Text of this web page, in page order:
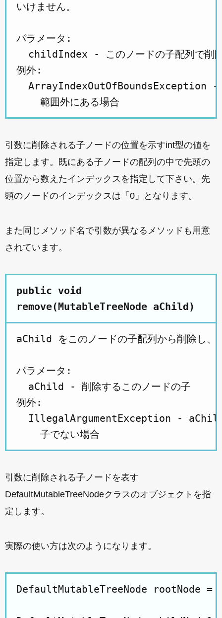
いけません。
パラメータ:
childIndex - このノードの子配列で削
例外:
ArrayIndexOutOfBoundsException -
引数に削除される子ノードの位置を示すint型の値を
指定します。既にある子ノードの配列の中で先頭の
位置から数えたインデックスを指定して下さい。先
頭のノードのインデックスは「0」となります。
また同じメソッド名で引数が異なるメソッドも用意
されています。
public void
remove(MutableTreeNode aChild)
aChild をこのノードの子配列から削除し
パラメータ:
  aChild - 削除するこのノードの子
例外:
IllegalArgumentException - aChild
引数に削除される子ノードを表す
DefaultMutableTreeNodeクラスのオブジェクトを指
定します。
実際の使い方は次のようになります。
DefaultMutableTreeNode rootNode